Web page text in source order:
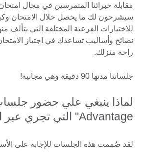
مقابلة خبرائنا المتمرسين في مجال
سيشرحون لك ما يحصل خلال الامتحان
للاختبارات الفرعية المختلفة التي
نصائح وأساليب تساعدك في اجتياز
راحة منزلك.
جلساتنا مدتها 90 دقيقة وهي مجانية!
Advantage" التي تجري عبر الإنترنت ؟
لقد صُممت هذه الجلسات للإجابة على